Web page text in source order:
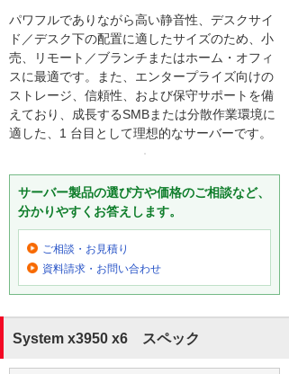
パワフルでありながら高い静音性、デスクサイ
ド／デスク下の配置に適したサイズのため、小
売、リモート／ブランチまたはホーム・オフィ
スに最適です。また、エンタープライズ向けの
ストレージ、信頼性、および保守サポートを備
えており、成長するSMBまたは分散作業環境に
適した、1 台目として理想的なサーバーです。
サーバー製品の選び方や価格のご相談など、
分かりやすくお答えします。
ご相談・お見積り
資料請求・お問い合わせ
System x3950 x6 スペック